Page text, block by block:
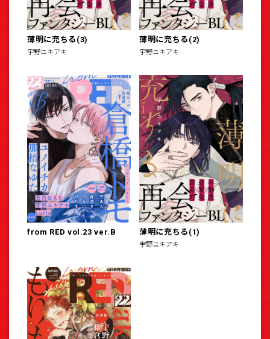
薄明に充ちる(3)
宇野ユキアキ
薄明に充ちる(2)
宇野ユキアキ
from RED vol.23 ver.B 薄明に充ちる(1)
宇野ユキアキ